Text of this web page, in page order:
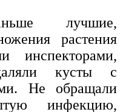
лучшие,
растения
инспекторами,
кусты с
Не обращали
инфекцию,